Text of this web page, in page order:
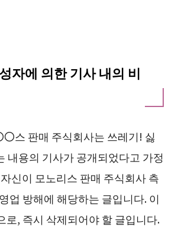
자에 의한 기사 내의 비
〇스 판매 주식회사는 쓰레기! 싫
내용의 기사가 공개되었다고 가정
신이 모노리스 판매 주식회사 측
업 방해에 해당하는 글입니다. 이
로, 즉시 삭제되어야 할 글입니다.